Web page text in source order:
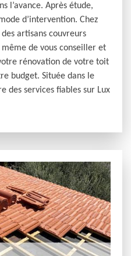
l’avance. Après étude,
d’intervention. Chez
artisans couvreurs
de vous conseiller et
rénovation de votre toit
budget. Située dans le
des services fiables sur Lux